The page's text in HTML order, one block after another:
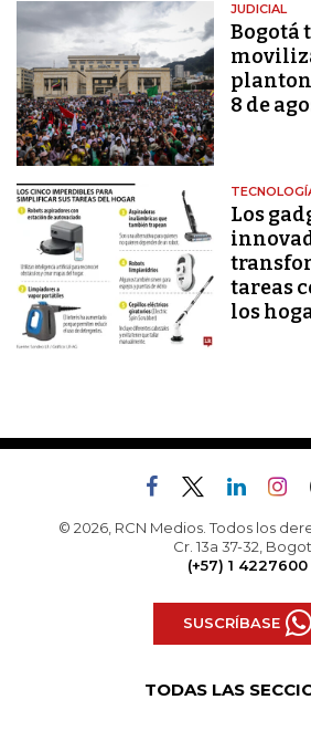
JUDICIAL
Bogotá
8 de
Los
tareas
los
© 2026, RCN Medios. Todos los
Cr. 13a 37-32,
(+57) 1 4227600
SUSCRÍBASE
TODAS LAS